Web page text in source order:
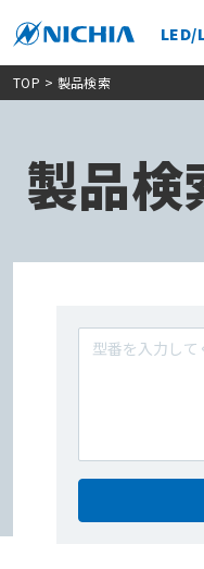
LED/
TOP > 製品検索
製品検